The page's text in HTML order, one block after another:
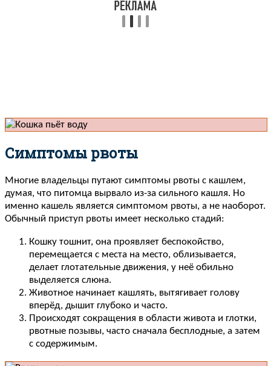
Симптомы рвоты
Многие владельцы путают симптомы рвоты с кашлем,
думая, что питомца вырвало из-за сильного кашля. Но
именно кашель является симптомом рвоты, а не наоборот.
Обычный приступ рвоты имеет несколько стадий:
Кошку тошнит, она проявляет беспокойство,
перемещается с места на место, облизывается,
делает глотательные движения, у неё обильно
выделяется слюна.
Животное начинает кашлять, вытягивает голову
вперёд, дышит глубоко и часто.
Происходят сокращения в области живота и глотки,
рвотные позывы, часто сначала бесплодные, а затем
с содержимым.